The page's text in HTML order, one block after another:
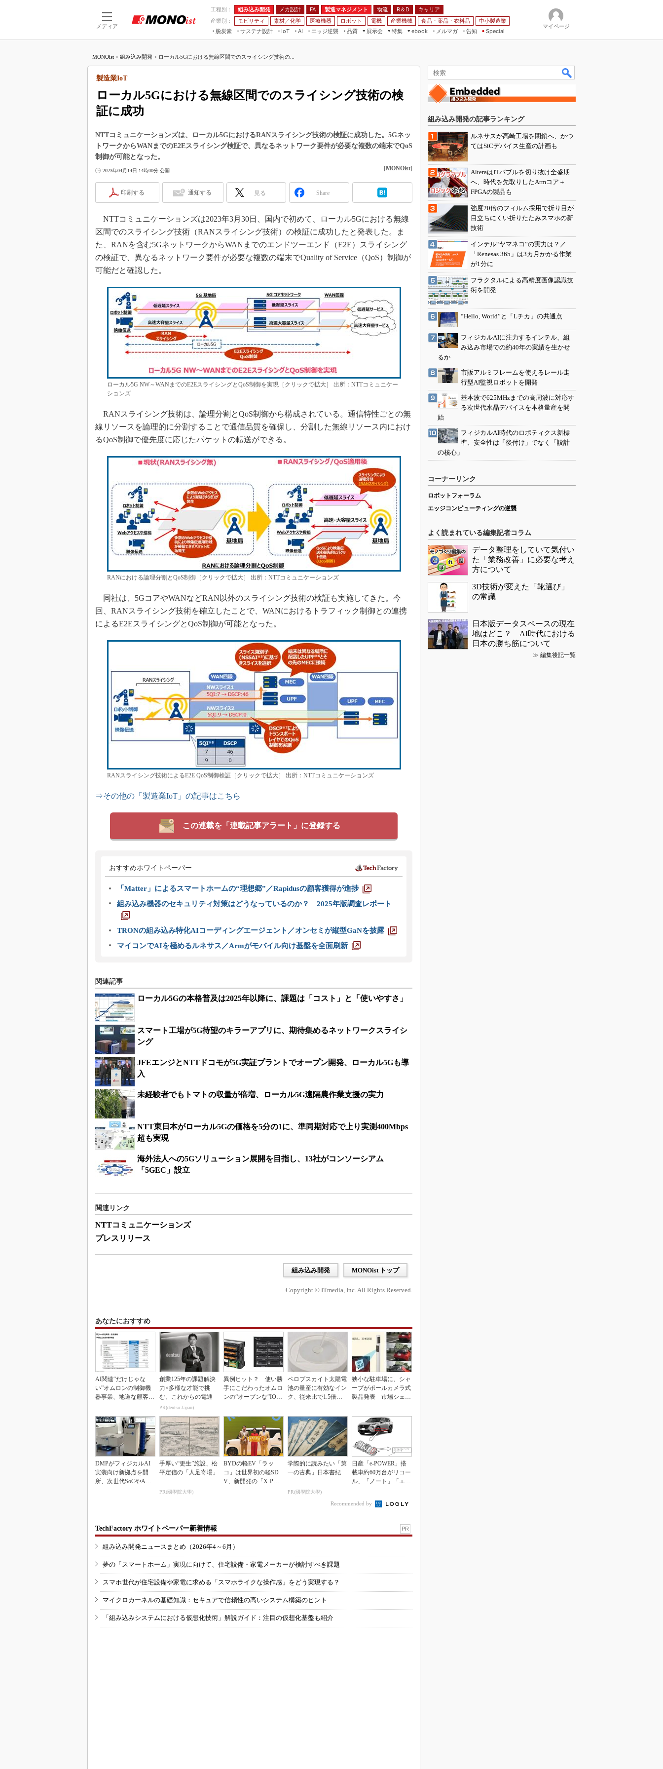
メディア
工程別： 組み込み開発 メカ設計 FA 製造マネジメント 物流 R＆D
キャリア
産業別：
モビリティ 素材／化学 医療機器 ロボット 電機 産業機械 食品・薬品・衣料品
中小製造業
脱炭素
サステナ設計
IoT
つながる工場
AI
AI×設備保全
エッジ逆襲 品質
展示会
JIMTOF
IIFES
TECHNO-FRONTIER
EdgeTech+
日本ものづくりワールド
AUTOMOTIVE WORLD
産業オープンネット展
特集
つながるクルマ
フィールドサービス
組み込み画像技術
組み込みモデリング
ISO26262
3Dプリンタ
S＆OP
イノベーション
製造業ビッグデータ
メイドインジャパン
植物工場
知財マネジメント
グローバル設計・開発
ebook
FA
モビリティ
メルマガ
告知 Special
マイページ
MONOist > 組み込み開発 > ローカル5Gにおける無線区間でのスライシング技術の...
ローカル5Gにおける無線区間でのスライシング技術の検
証に成功
製造業IoT
NTTコミュニケーションズは、ローカル5GにおけるRANスライシング技術の検証に成功した。5Gネッ
トワークからWANまでのE2Eスライシング検証で、異なるネットワーク要件が必要な複数の端末でQoS
制御が可能となった。
2023年04月14日 14時00分 公開 [MONOist]
印刷する 通知する 見る Share
NTTコミュニケーションズは2023年3月30日、国内で初めて、ローカル5Gにおける無線
区間でのスライシング技術（RANスライシング技術）の検証に成功したと発表した。ま
た、RANを含む5GネットワークからWANまでのエンドツーエンド（E2E）スライシング
の検証で、異なるネットワーク要件が必要な複数の端末でQuality of Service（QoS）制御が
可能だと確認した。
ローカル5G NW～WANまでのE2EスライシングとQoS制御を実現［クリックで拡大］ 出所：NTTコミュニケー
ションズ
RANスライシング技術は、論理分割とQoS制御から構成されている。通信特性ごとの無
線リソースを論理的に分割することで通信品質を確保し、分割した無線リソース内におけ
るQoS制御で優先度に応じたパケットの転送ができる。
RANにおける論理分割とQoS制御［クリックで拡大］ 出所：NTTコミュニケーションズ
同社は、5GコアやWANなどRAN以外のスライシング技術の検証も実施してきた。今
回、RANスライシング技術を確立したことで、WANにおけるトラフィック制御との連携
によるE2EスライシングとQoS制御が可能となった。
RANスライシング技術によるE2E QoS制御検証［クリックで拡大］ 出所：NTTコミュニケーションズ
⇒その他の「製造業IoT」の記事はこちら
この連載を「連載記事アラート」に登録する
おすすめホワイトペーパー
「Matter」によるスマートホームの“理想郷”／Rapidusの顧客獲得が進捗
組み込み機器のセキュリティ対策はどうなっているのか？ 2025年版調査レポート
TRONの組み込み特化AIコーディングエージェント／オンセミが縦型GaNを披露
マイコンでAIを極めるルネサス／Armがモバイル向け基盤を全面刷新
関連記事
ローカル5Gの本格普及は2025年以降に、課題は「コスト」と「使いやすさ」
スマート工場が5G待望のキラーアプリに、期待集めるネットワークスライシ
ング
JFEエンジとNTTドコモが5G実証プラントでオープン開発、ローカル5Gも導
入
未経験者でもトマトの収量が倍増、ローカル5G遠隔農作業支援の実力
NTT東日本がローカル5Gの価格を5分の1に、準同期対応で上り実測400Mbps
超も実現
海外法人への5Gソリューション展開を目指し、13社がコンソーシアム
「5GEC」設立
関連リンク
NTTコミュニケーションズ
プレスリリース
組み込み開発 MONOist トップ
Copyright © ITmedia, Inc. All Rights Reserved.
あなたにおすすめ
AI関連“だけじゃな
い”オムロンの制御機
器事業、地道な顧客基
創業125年の課題解決
力×多様な才能で挑
む、これからの電通
PR(dentsu Japan)
異例ヒット？ 使い勝
手にこだわったオムロ
ンの“オープンな”IO-L
ペロブスカイト太陽電
池の量産に有効なイン
ク、従来比で1.5倍の
狭小な駐車場に、シャ
ープがポールカメラ式
製品発表 市場シェア
DMPがフィジカルAI
実装向け新拠点を開
所、次世代SoCやAM
手厚い“更生”施設、松
平定信の「人足寄場」
PR(國學院大學)
BYDの軽EV「ラッ
コ」は世界初の軽SD
V、新開発の「X-PAC
学際的に読みたい「第
一の古典」日本書紀
PR(國學院大學)
日産「e-POWER」搭
載車約60万台がリコー
ル、「ノート」「エク
Recommended by
TechFactory ホワイトペーパー新着情報 PR
組み込み開発ニュースまとめ（2026年4～6月）
夢の「スマートホーム」実現に向けて、住宅設備・家電メーカーが検討すべき課題
スマホ世代が住宅設備や家電に求める「スマホライクな操作感」をどう実現する？
マイクロカーネルの基礎知識：セキュアで信頼性の高いシステム構築のヒント
「組み込みシステムにおける仮想化技術」解説ガイド：注目の仮想化基盤も紹介
組み込み開発の記事ランキング
ルネサスが高崎工場を閉鎖へ、かつ
てはSiCデバイス生産の計画も
AlteraはITバブルを切り抜け全盛期
へ、時代を先取りしたArmコア＋
FPGAの製品も
強度20倍のフィルム採用で折り目が
目立ちにくい折りたたみスマホの新
技術
インテル“ヤマネコ”の実力は？／
「Renesas 365」は3カ月かかる作業
が1分に
フラクタルによる高精度画像認識技
術を開発
“Hello, World”と「Lチカ」の共通点
フィジカルAIに注力するインテル、組
み込み市場での約40年の実績を生かせ
るか
市販アルミフレームを使えるレール走
行型AI監視ロボットを開発
基本波で625MHzまでの高周波に対応す
る次世代水晶デバイスを本格量産を開
始
フィジカルAI時代のロボティクス新標
準、安全性は「後付け」でなく「設計
の核心」
コーナーリンク
ロボットフォーラム
エッジコンピューティングの逆襲
よく読まれている編集記者コラム
データ整理をしていて気付い
た「業務改善」に必要な考え
方について
3D技術が変えた「靴選び」
の常識
日本版データスペースの現在
地はどこ？ AI時代における
日本の勝ち筋について
≫ 編集後記一覧